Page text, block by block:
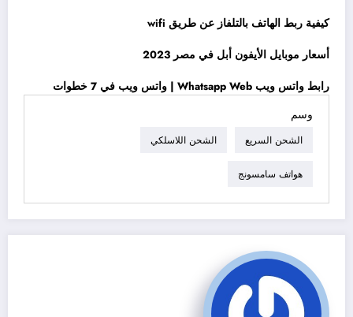
كيفية ربط الهاتف بالتلفاز عن طريق wifi
أسعار موبايل الأيفون أبل في مصر 2023
رابط واتس ويب Whatsapp Web | واتس ويب في 7 خطوات
وسم
الشحن السريع الشحن اللاسلكي
هواتف سامسونج